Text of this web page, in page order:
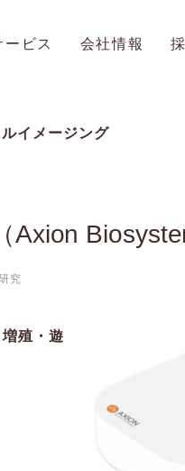
ービス 会社情報
イメージング
究
殖・遊